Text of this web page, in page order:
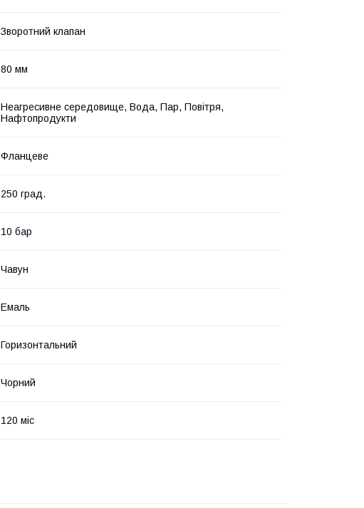
Зворотний клапан
80 мм
Неагресивне середовище, Вода, Пар, Повітря,
Нафтопродукти
Фланцеве
250 град.
10 бар
Чавун
Емаль
Горизонтальний
Чорний
120 міс